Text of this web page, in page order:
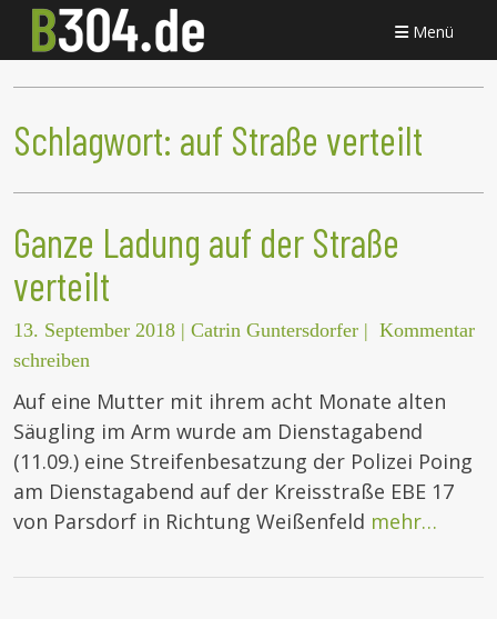
Menü
Schlagwort: auf Straße verteilt
Ganze Ladung auf der Straße
verteilt
13. September 2018 | Catrin Guntersdorfer | Kommentar
schreiben
Auf eine Mutter mit ihrem acht Monate alten
Säugling im Arm wurde am Dienstagabend
(11.09.) eine Streifenbesatzung der Polizei Poing
am Dienstagabend auf der Kreisstraße EBE 17
von Parsdorf in Richtung Weißenfeld mehr…